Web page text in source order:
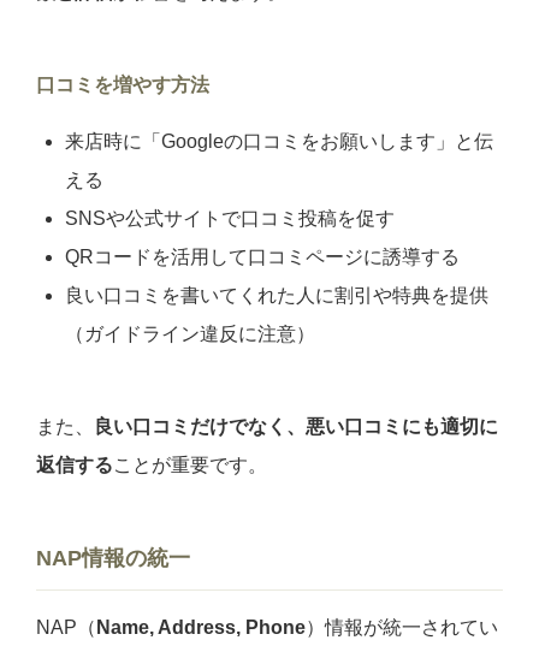
口コミを増やす方法
来店時に「Googleの口コミをお願いします」と伝
える
SNSや公式サイトで口コミ投稿を促す
QRコードを活用して口コミページに誘導する
良い口コミを書いてくれた人に割引や特典を提供
（ガイドライン違反に注意）
また、
良い口コミだけでなく、悪い口コミにも適切に
返信することが重要です。
NAP情報の統一
NAP（ Name, Address, Phone）情報が統一されてい